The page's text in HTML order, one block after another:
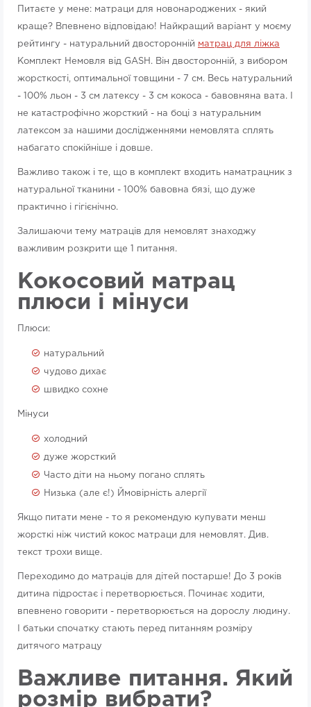
Питаєте у мене: матраци для новонароджених - який
краще? Впевнено відповідаю! Найкращий варіант у моєму
рейтингу - натуральний двосторонній матрац для ліжка
Комплект Немовля від GASH. Він двосторонній, з вибором
жорсткості, оптимальної товщини - 7 см. Весь натуральний
- 100% льон - 3 см латексу - 3 см кокоса - бавовняна вата. І
не катастрофічно жорсткий - на боці з натуральним
латексом за нашими дослідженнями немовлята сплять
набагато спокійніше і довше.
Важливо також і те, що в комплект входить наматрацник з
натуральної тканини - 100% бавовна бязі, що дуже
практично і гігієнічно.
Залишаючи тему матраців для немовлят знаходжу
важливим розкрити ще 1 питання.
Кокосовий матрац
плюси і мінуси
Плюси:
натуральний
чудово дихає
швидко сохне
Мінуси
холодний
дуже жорсткий
Часто діти на ньому погано сплять
Низька (але є!) Ймовірність алергії
Якщо питати мене - то я рекомендую купувати менш
жорсткі ніж чистий кокос матраци для немовлят. Див.
текст трохи вище.
Переходимо до матраців для дітей постарше! До 3 років
дитина підростає і перетворюється. Починає ходити,
впевнено говорити - перетворюється на дорослу людину.
І батьки спочатку стають перед питанням розміру
дитячого матрацу
Важливе питання. Який
розмір вибрати?